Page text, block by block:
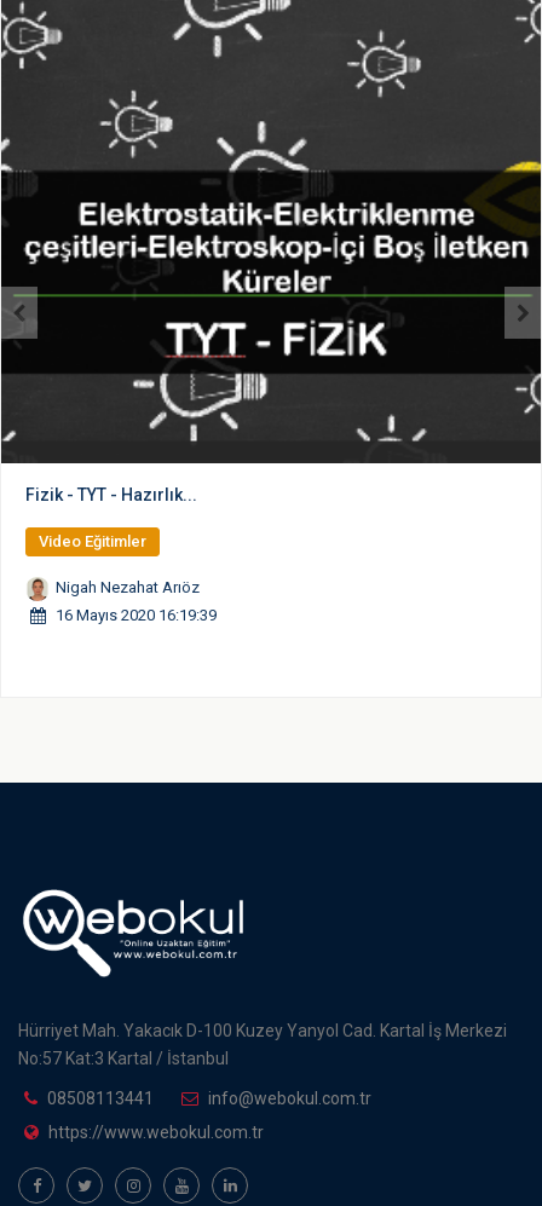
Fizik - TYT - Hazırlık...
Video Eğitimler
Nigah Nezahat Arıöz
16 Mayıs 2020 16:19:39
Hürriyet Mah. Yakacık D-100 Kuzey Yanyol Cad. Kartal İş Merkezi
No:57 Kat:3 Kartal / İstanbul
08508113441
info@webokul.com.tr
https://www.webokul.com.tr